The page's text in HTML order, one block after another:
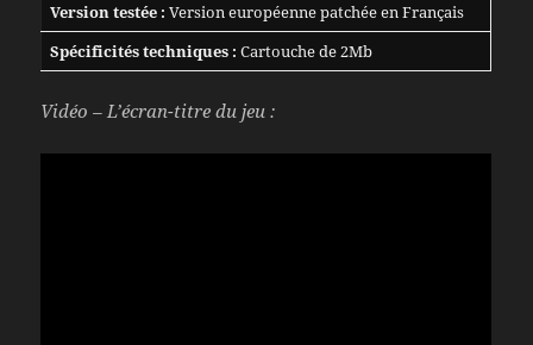
Version testée : Version européenne patchée en Français
Spécificités techniques : Cartouche de 2Mb
Vidéo – L’écran-titre du jeu :